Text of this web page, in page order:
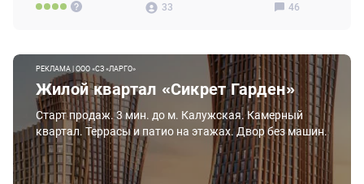
33
46
РЕКЛАМА | ООО «СЗ «ЛАРГО»
Жилой квартал «Сикрет Гарден»
Старт продаж. 3 мин. до м. Калужская. Камерный
квартал. Террасы и патио на этажах. Двор без машин.